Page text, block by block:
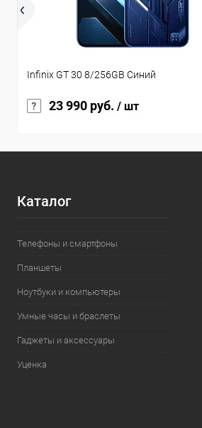
Infinix GT 30 8/256GB Синий
23 990 руб. / шт
Каталог
Телефоны и смартфоны
Планшеты
Ноутбуки и компьютеры
Умные часы и браслеты
Гаджеты и аксессуары
Уценка